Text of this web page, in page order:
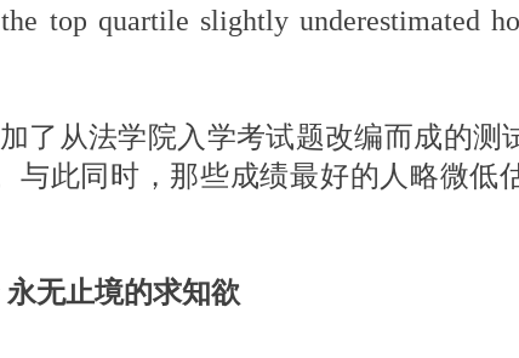
top quartile slightly underestimated
了从法学院入学考试题改编而成的测
与此同时，那些成绩最好的人略微低
永无止境的求知欲